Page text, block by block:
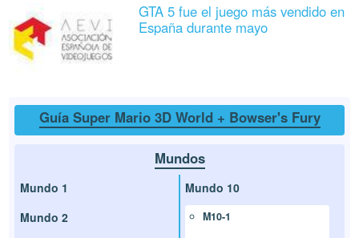
GTA 5 fue el juego más vendido en
España durante mayo
Guía Super Mario 3D World + Bowser's Fury
Mundos
Mundo 1
Mundo 2
Mundo 10
M10-1